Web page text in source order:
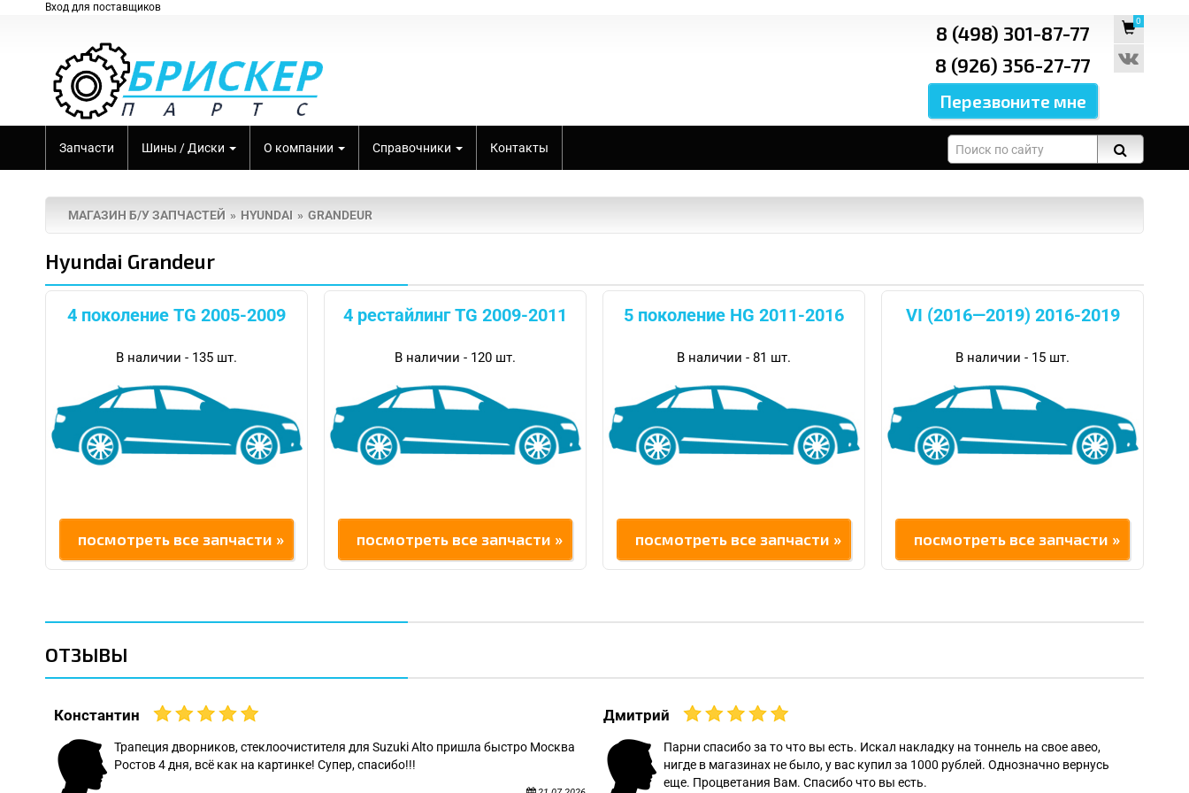
Вход для поставщиков
8 (498) 301-87-77
8 (926) 356-27-77
0
Запчасти Шины / Диски О компании Справочники Контакты
МАГАЗИН Б/У ЗАПЧАСТЕЙ HYUNDAI GRANDEUR
Hyundai Grandeur
4 поколение TG 2005-2009
В наличии - 135 шт.
посмотреть все запчасти »
4 рестайлинг TG 2009-2011
В наличии - 120 шт.
посмотреть все запчасти »
5 поколение HG 2011-2016
В наличии - 81 шт.
посмотреть все запчасти »
VI (2016—2019) 2016-2019
В наличии - 15 шт.
посмотреть все запчасти »
ОТЗЫВЫ
Константин
Трапеция дворников, стеклоочистителя для Suzuki Alto пришла быстро Москва
Ростов 4 дня, всё как на картинке! Супер, спасибо!!!
Дмитрий
Парни спасибо за то что вы есть. Искал накладку на тоннель на свое авео,
нигде в магазинах не было, у вас купил за 1000 рублей. Однозначно вернусь
еще. Процветания Вам. Спасибо что вы есть.